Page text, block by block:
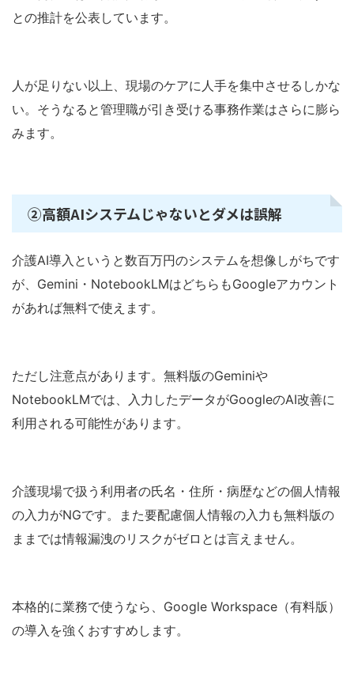
との推計を公表しています。
人が足りない以上、現場のケアに人手を集中させるしかな
い。そうなると管理職が引き受ける事務作業はさらに膨ら
みます。
②高額AIシステムじゃないとダメは誤解
介護AI導入というと数百万円のシステムを想像しがちです
が、Gemini・NotebookLMはどちらもGoogleアカウント
があれば無料で使えます。
ただし注意点があります。無料版のGeminiや
NotebookLMでは、入力したデータがGoogleのAI改善に
利用される可能性があります。
介護現場で扱う利用者の氏名・住所・病歴などの個人情報
の入力がNGです。また要配慮個人情報の入力も無料版の
ままでは情報漏洩のリスクがゼロとは言えません。
本格的に業務で使うなら、Google Workspace（有料版）
の導入を強くおすすめします。